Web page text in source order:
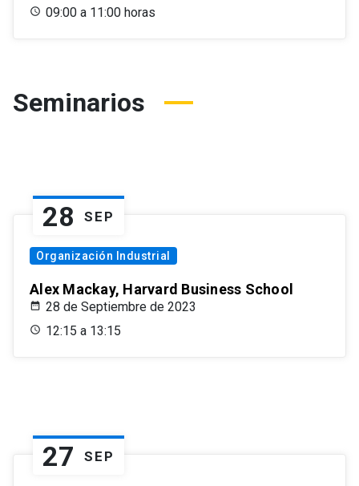
09:00 a 11:00 horas
Seminarios
28 SEP
Organización Industrial
Alex Mackay, Harvard Business School
28 de Septiembre de 2023
12:15 a 13:15
27 SEP